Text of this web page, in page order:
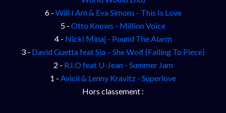
6 - Will I Am & Eva Simons - This Is Love
5 - Otto Knows - Million Voice
4 - Nicki Minaj - Pound The Alarm
3 - David Guetta feat Sia – She Wolf (Falling To Piece)
2 - R.I.O feat U-Jean - Summer Jam
1 - Avicii & Lenny Kravitz - Superlove
Hors classement :